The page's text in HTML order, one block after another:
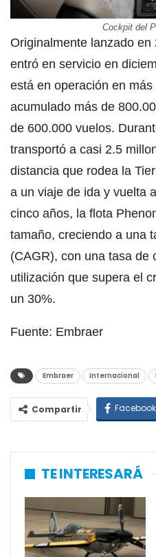
Cockpit del
Originalmente lanzado
entró en servicio en
está en operación en
acumulado más de
de 600.000 vuelos.
transportó a casi 2.5
distancia que rodea la
a un viaje de ida y vuelta
cinco años, la flota
tamaño, creciendo a una
(CAGR), con una tasa de
utilización que supera el
un 30%.
Fuente: Embraer
Embraer Internacional
Compartir Facebook
TE INTERESARÁ